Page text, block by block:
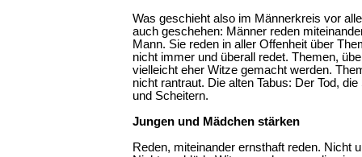
Was geschieht also im Männerkreis vor
auch geschehen: Männer reden
Mann. Sie reden in aller Offenheit über
nicht immer und überall redet. Themen,
vielleicht eher Witze gemacht werden.
nicht rantraut. Die alten Tabus: Der Tod,
und Scheitern.
Jungen und Mädchen stärken
Reden, miteinander ernsthaft reden. Nicht